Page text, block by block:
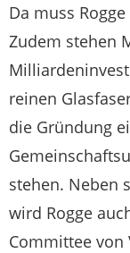
Da muss
Zudem stehen
reinen
die Gründung
stehen. Neben
wird Rogge
Committee von